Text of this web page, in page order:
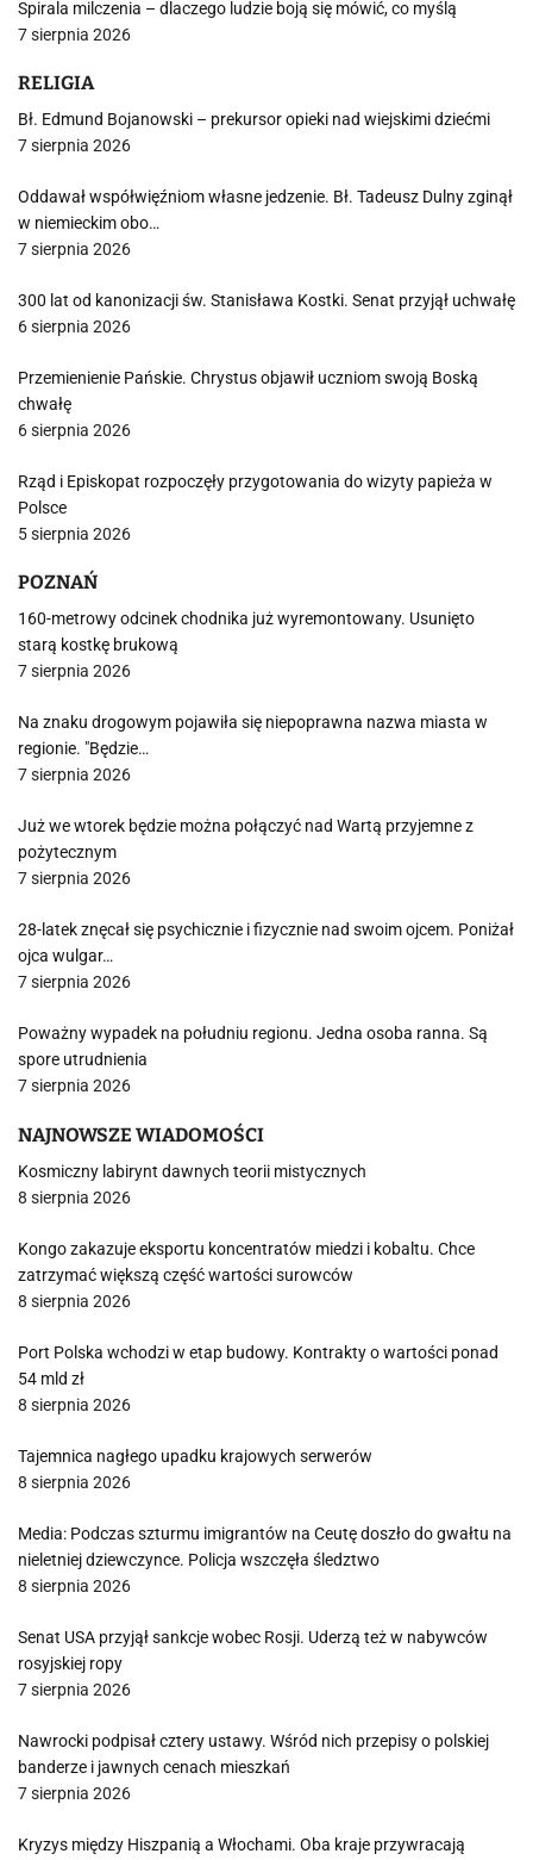
Spirala milczenia – dlaczego ludzie boją się mówić, co myślą
7 sierpnia 2026
RELIGIA
Bł. Edmund Bojanowski – prekursor opieki nad wiejskimi dziećmi
7 sierpnia 2026
Oddawał współwięźniom własne jedzenie. Bł. Tadeusz Dulny zginął
w niemieckim obo…
7 sierpnia 2026
300 lat od kanonizacji św. Stanisława Kostki. Senat przyjął uchwałę
6 sierpnia 2026
Przemienienie Pańskie. Chrystus objawił uczniom swoją Boską
chwałę
6 sierpnia 2026
Rząd i Episkopat rozpoczęły przygotowania do wizyty papieża w
Polsce
5 sierpnia 2026
POZNAŃ
160-metrowy odcinek chodnika już wyremontowany. Usunięto
starą kostkę brukową
7 sierpnia 2026
Na znaku drogowym pojawiła się niepoprawna nazwa miasta w
regionie. "Będzie…
7 sierpnia 2026
Już we wtorek będzie można połączyć nad Wartą przyjemne z
pożytecznym
7 sierpnia 2026
28-latek znęcał się psychicznie i fizycznie nad swoim ojcem. Poniżał
ojca wulgar…
7 sierpnia 2026
Poważny wypadek na południu regionu. Jedna osoba ranna. Są
spore utrudnienia
7 sierpnia 2026
NAJNOWSZE WIADOMOŚCI
Kosmiczny labirynt dawnych teorii mistycznych
8 sierpnia 2026
Kongo zakazuje eksportu koncentratów miedzi i kobaltu. Chce
zatrzymać większą część wartości surowców
8 sierpnia 2026
Port Polska wchodzi w etap budowy. Kontrakty o wartości ponad
54 mld zł
8 sierpnia 2026
Tajemnica nagłego upadku krajowych serwerów
8 sierpnia 2026
Media: Podczas szturmu imigrantów na Ceutę doszło do gwałtu na
nieletniej dziewczynce. Policja wszczęła śledztwo
8 sierpnia 2026
Senat USA przyjął sankcje wobec Rosji. Uderzą też w nabywców
rosyjskiej ropy
7 sierpnia 2026
Nawrocki podpisał cztery ustawy. Wśród nich przepisy o polskiej
banderze i jawnych cenach mieszkań
7 sierpnia 2026
Kryzys między Hiszpanią a Włochami. Oba kraje przywracają